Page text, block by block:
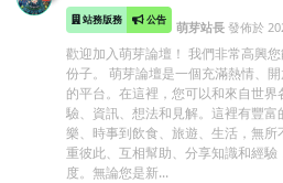
站務版務 公告 萌芽站長發佈於
歡迎加入萌芽論壇！ 我們非常高興
份子。 萌芽論壇是一個充滿熱情、
的平台。在這裡，您可以和來自世
驗、資訊、想法和見解。這裡有豐
樂、時事到飲食、旅遊、生活，無所
重彼此、互相幫助、分享知識和經
度。無論您是新...